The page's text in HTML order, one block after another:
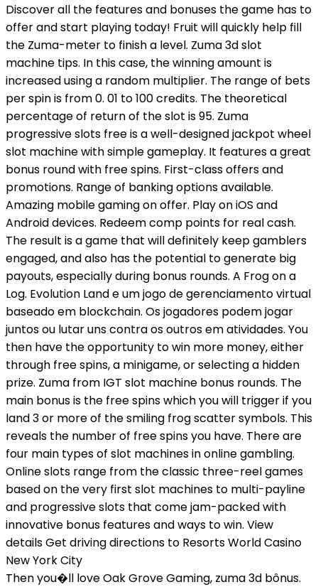
Discover all the features and bonuses the game has to
offer and start playing today! Fruit will quickly help fill
the Zuma-meter to finish a level. Zuma 3d slot
machine tips. In this case, the winning amount is
increased using a random multiplier. The range of bets
per spin is from 0. 01 to 100 credits. The theoretical
percentage of return of the slot is 95. Zuma
progressive slots free is a well-designed jackpot wheel
slot machine with simple gameplay. It features a great
bonus round with free spins. First-class offers and
promotions. Range of banking options available.
Amazing mobile gaming on offer. Play on iOS and
Android devices. Redeem comp points for real cash.
The result is a game that will definitely keep gamblers
engaged, and also has the potential to generate big
payouts, especially during bonus rounds. A Frog on a
Log. Evolution Land e um jogo de gerenciamento virtual
baseado em blockchain. Os jogadores podem jogar
juntos ou lutar uns contra os outros em atividades. You
then have the opportunity to win more money, either
through free spins, a minigame, or selecting a hidden
prize. Zuma from IGT slot machine bonus rounds. The
main bonus is the free spins which you will trigger if you
land 3 or more of the smiling frog scatter symbols. This
reveals the number of free spins you have. There are
four main types of slot machines in online gambling.
Online slots range from the classic three-reel games
based on the very first slot machines to multi-payline
and progressive slots that come jam-packed with
innovative bonus features and ways to win. View
details Get driving directions to Resorts World Casino
New York City
Then you�ll love Oak Grove Gaming, zuma 3d bônus.